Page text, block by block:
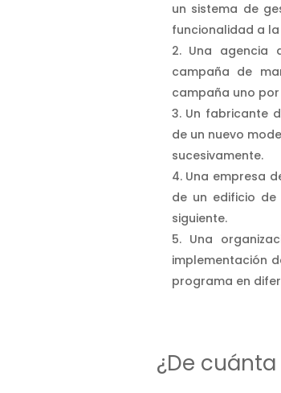
un sistema de
funcionalidad a
Una agencia
campaña de
campaña uno por
Un fabricante
de un nuevo
sucesivamente.
Una empresa
de un edificio
siguiente.
Una
implementación
programa en
¿De